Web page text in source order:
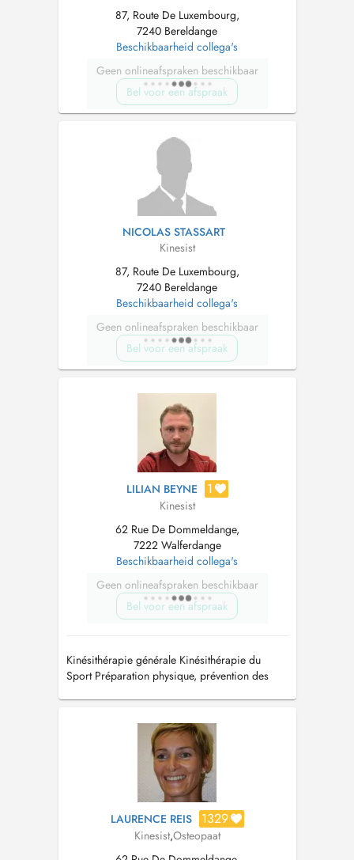
87, Route De Luxembourg,
7240 Bereldange
Beschikbaarheid collega's
Geen onlineafspraken beschikbaar
Bel voor een afspraak
NICOLAS STASSART
Kinesist
87, Route De Luxembourg,
7240 Bereldange
Beschikbaarheid collega's
Geen onlineafspraken beschikbaar
Bel voor een afspraak
LILIAN BEYNE 1
Kinesist
62 Rue De Dommeldange,
7222 Walferdange
Beschikbaarheid collega's
Geen onlineafspraken beschikbaar
Bel voor een afspraak
Kinésithérapie générale Kinésithérapie du
Sport Préparation physique, prévention des
LAURENCE REIS 1329
Kinesist,Osteopaat